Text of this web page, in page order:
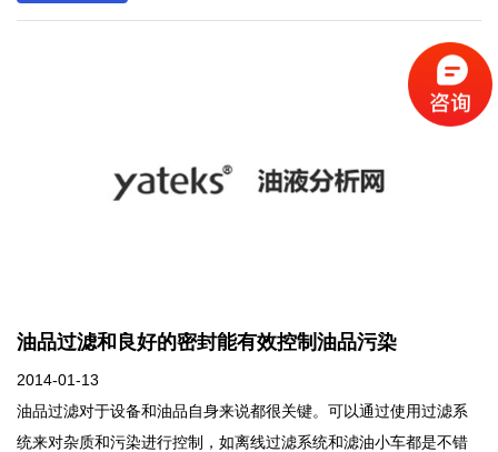
有一定的抗泡性。润滑油又称稀油，它的物化特性有：良好的流动
性；低的凝固点;适当的粘度和粘度系数；良好的耐负荷性能;好的油
性和耐挤压、抗磨性；良好的抗腐蚀性和防锈性；有一定的精制程
度；灰分、残炭及酸值小;好的热稳定性，不易挥发、不易着火，要
性、抗乳化性;要有一定的抗泡性。
油品过滤和良好的密封能有效控制油品污染
2014-01-13
油品过滤对于设备和油品自身来说都很关键。可以通过使用过滤系
统来对杂质和污染进行控制，如离线过滤系统和滤油小车都是不错